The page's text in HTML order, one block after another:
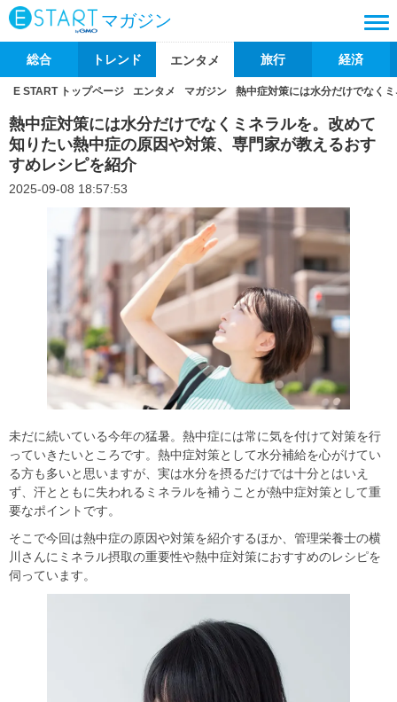
マガジン
総合 トレンド エンタメ 旅行 経済
E START トップページ エンタメ マガジン 熱中症対策には水分だけでなく
熱中症対策には水分だけでなくミネラルを。改めて
知りたい熱中症の原因や対策、専門家が教えるおす
すめレシピを紹介
2025-09-08 18:57:53
未だに続いている今年の猛暑。熱中症には常に気を付けて対策を行
っていきたいところです。熱中症対策として水分補給を心がけてい
る方も多いと思いますが、実は水分を摂るだけでは十分とはいえ
ず、汗とともに失われるミネラルを補うことが熱中症対策として重
要なポイントです。
そこで今回は熱中症の原因や対策を紹介するほか、管理栄養士の横
川さんにミネラル摂取の重要性や熱中症対策におすすめのレシピを
伺っています。